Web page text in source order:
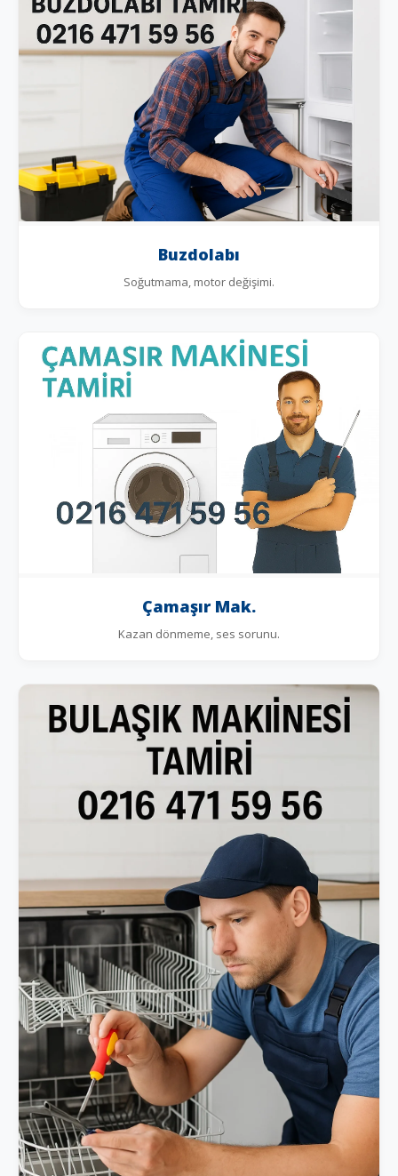
Buzdolabı
Soğutmama, motor değişimi.
Çamaşır Mak.
Kazan dönmeme, ses sorunu.